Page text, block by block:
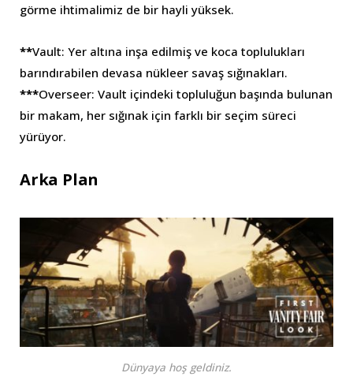
görme ihtimalimiz de bir hayli yüksek.
**Vault: Yer altına inşa edilmiş ve koca toplulukları
barındırabilen devasa nükleer savaş sığınakları.
***Overseer: Vault içindeki topluluğun başında bulunan
bir makam, her sığınak için farklı bir seçim süreci
yürüyor.
Arka Plan
Dünyaya hoş geldiniz.